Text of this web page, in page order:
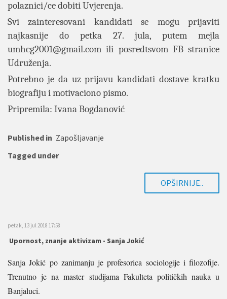
polaznici/ce dobiti Uvjerenja.
Svi zainteresovani kandidati se mogu prijaviti
najkasnije do petka 27. jula, putem mejla
umhcg2001@gmail.com ili posredtsvom FB stranice
Udruženja.
Potrebno je da uz prijavu kandidati dostave kratku
biografiju i motivaciono pismo.
Pripremila: Ivana Bogdanović
Published in Zapošljavanje
Tagged under
OPŠIRNIJE..
petak, 13 jul 2018 17:58
Upornost, znanje aktivizam - Sanja Jokić
Sanja Jokić po zanimanju je profesorica sociologije i filozofije.
Trenutno je na master studijama Fakulteta političkih nauka u
Banjaluci.